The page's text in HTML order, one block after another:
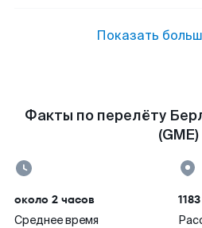
Показать
Факты по перелёту
(GME)
около 2 часов
Среднее время